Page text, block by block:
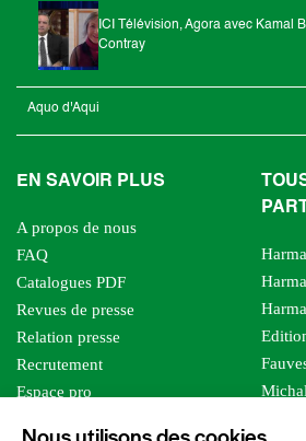
ICI Télévision, Agora avec Kamal
Contray
Aquo d'Aqui
EN SAVOIR PLUS
A propos de nous
FAQ
Catalogues PDF
Revues de presse
Relation presse
Recrutement
Espace pro